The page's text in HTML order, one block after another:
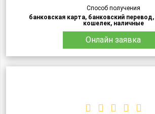
Способ получения
банковская карта, банковский
кошелек, наличные
Онлайн заявка